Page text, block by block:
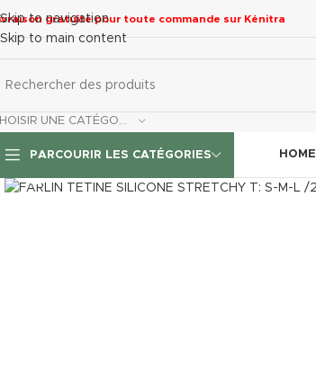
Skip to navigation
Skip to main content
gratuite pour toute commande sur Kénitra
PARCOURIR LES CATÉGORIES HOME
Click to enlarge